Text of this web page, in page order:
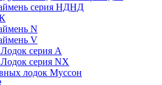
серия НДНД
N
V
серия А
серия NX
лодок Муссон